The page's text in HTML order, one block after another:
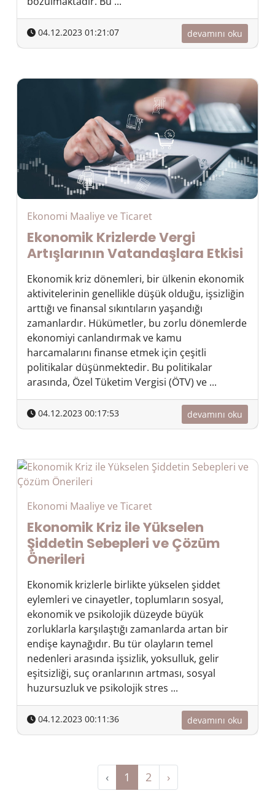
04.12.2023 01:21:07 devamını oku
Ekonomi Maaliye ve Ticaret
Ekonomik Krizlerde Vergi
Artışlarının Vatandaşlara Etkisi
Ekonomik kriz dönemleri, bir ülkenin ekonomik
aktivitelerinin genellikle düşük olduğu, işsizliğin
arttığı ve finansal sıkıntıların yaşandığı
zamanlardır. Hükümetler, bu zorlu dönemlerde
ekonomiyi canlandırmak ve kamu
harcamalarını finanse etmek için çeşitli
politikalar düşünmektedir. Bu politikalar
arasında, Özel Tüketim Vergisi (ÖTV) ve ...
04.12.2023 00:17:53 devamını oku
Ekonomi Maaliye ve Ticaret
Ekonomik Kriz ile Yükselen
Şiddetin Sebepleri ve Çözüm
Önerileri
Ekonomik krizlerle birlikte yükselen şiddet
eylemleri ve cinayetler, toplumların sosyal,
ekonomik ve psikolojik düzeyde büyük
zorluklarla karşılaştığı zamanlarda artan bir
endişe kaynağıdır. Bu tür olayların temel
nedenleri arasında işsizlik, yoksulluk, gelir
eşitsizliği, suç oranlarının artması, sosyal
huzursuzluk ve psikolojik stres ...
04.12.2023 00:11:36 devamını oku
‹ 1 2 ›